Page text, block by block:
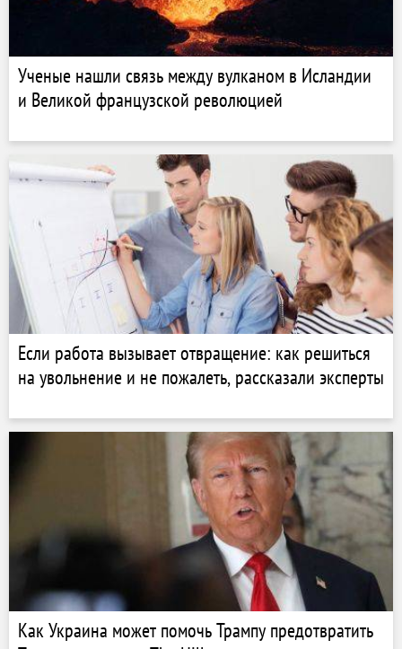
Ученые нашли связь между вулканом в Исландии
и Великой французской революцией
Если работа вызывает отвращение: как решиться
на увольнение и не пожалеть, рассказали эксперты
Как Украина может помочь Трампу предотвратить